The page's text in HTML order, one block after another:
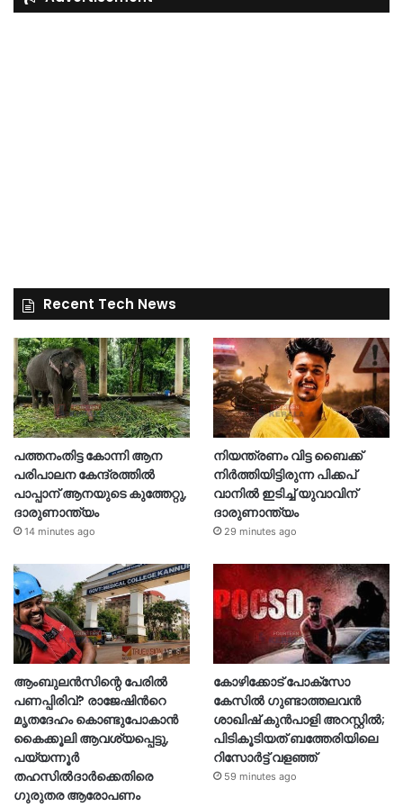
Recent Tech News
പത്തനംതിട്ട കോന്നി ആന
പരിപാലന കേന്ദ്രത്തിൽ
പാപ്പാന് ആനയുടെ കുത്തേറ്റു,
ദാരുണാന്ത്യം
14 minutes ago
നിയന്ത്രണം വിട്ട ബൈക്ക്
നിർത്തിയിട്ടിരുന്ന പിക്കപ്
വാനിൽ ഇടിച്ച് യുവാവിന്
ദാരുണാന്ത്യം
29 minutes ago
ആംബുലൻസിന്റെ പേരിൽ
പണപ്പിരിവ്? രാജേഷിന്‍റെ
മൃതദേഹം കൊണ്ടുപോകാൻ
കൈക്കൂലി ആവശ്യപ്പെട്ടു,
പയ്യന്നൂർ
തഹസിൽദാർക്കെതിരെ
ഗുരുതര ആരോപണം
കോഴിക്കോട് പോക്സോ
കേസിൽ ഗുണ്ടാത്തലവൻ
ശാഖിഷ് കുൻപാളി അറസ്റ്റിൽ;
പിടികൂടിയത് ബത്തേരിയിലെ
റിസോർട്ട് വളഞ്ഞ്
59 minutes ago